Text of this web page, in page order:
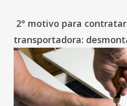
2° motivo para
transportadora: